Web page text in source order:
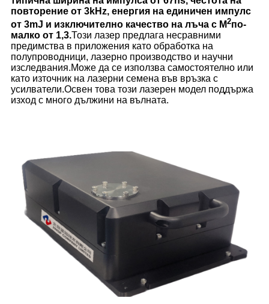
повторение от 3kHz, енергия на единичен импулс
от 3mJ и изключително качество на лъча с M2по-
малко от 1,3.Този лазер предлага несравними
предимства в приложения като обработка на
полупроводници, лазерно производство и научни
изследвания.Може да се използва самостоятелно или
като източник на лазерни семена във връзка с
усилватели.Освен това този лазерен модел поддържа
изход с много дължини на вълната.